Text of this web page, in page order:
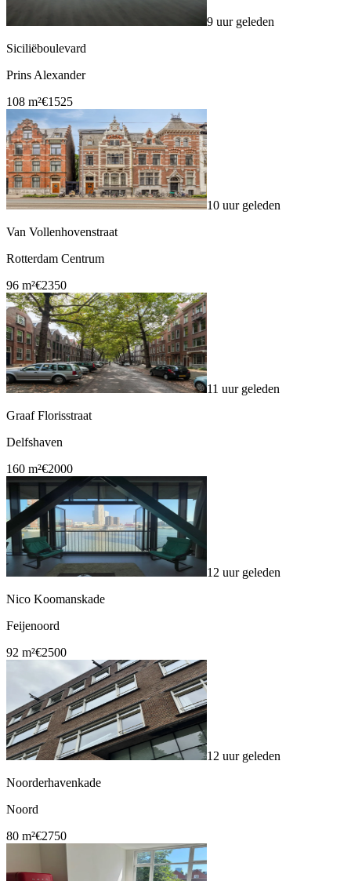
9 uur geleden
Siciliëboulevard
Prins Alexander
108 m²€1525
10 uur geleden
Van Vollenhovenstraat
Rotterdam Centrum
96 m²€2350
11 uur geleden
Graaf Florisstraat
Delfshaven
160 m²€2000
12 uur geleden
Nico Koomanskade
Feijenoord
92 m²€2500
12 uur geleden
Noorderhavenkade
Noord
80 m²€2750